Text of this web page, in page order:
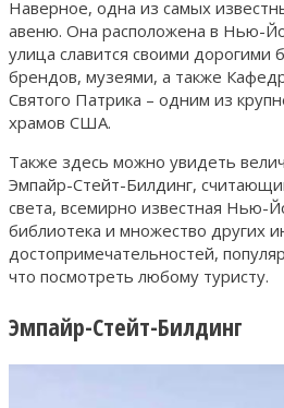
Наверное, одна из самых
авеню. Она расположена в Нью-
улица славится своими дорогими
брендов, музеями, а также
Святого Патрика – одним из
храмов США.
Также здесь можно увидеть
Эмпайр-Стейт-Билдинг,
света, всемирно известная Нью-
библиотека и множество других
достопримечательностей,
что посмотреть любому туристу.
Эмпайр-Стейт-Билдинг